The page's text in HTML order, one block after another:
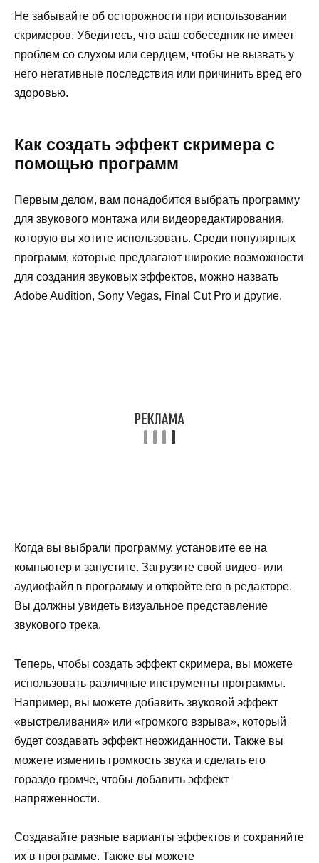
Не забывайте об осторожности при использовании
скримеров. Убедитесь, что ваш собеседник не имеет
проблем со слухом или сердцем, чтобы не вызвать у
него негативные последствия или причинить вред его
здоровью.
Как создать эффект скримера с
помощью программ
Первым делом, вам понадобится выбрать программу
для звукового монтажа или видеоредактирования,
которую вы хотите использовать. Среди популярных
программ, которые предлагают широкие возможности
для создания звуковых эффектов, можно назвать
Adobe Audition, Sony Vegas, Final Cut Pro и другие.
Когда вы выбрали программу, установите ее на
компьютер и запустите. Загрузите свой видео- или
аудиофайл в программу и откройте его в редакторе.
Вы должны увидеть визуальное представление
звукового трека.
Теперь, чтобы создать эффект скримера, вы можете
использовать различные инструменты программы.
Например, вы можете добавить звуковой эффект
«выстреливания» или «громкого взрыва», который
будет создавать эффект неожиданности. Также вы
можете изменить громкость звука и сделать его
гораздо громче, чтобы добавить эффект
напряженности.
Создавайте разные варианты эффектов и сохраняйте
их в программе. Также вы можете